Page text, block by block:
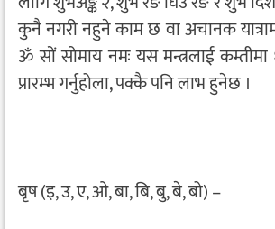
कुनै नगरी नहुने काम छ वा अचानक
ॐ सों सोमाय नमः यस मन्त्रलाई
प्रारम्भ गर्नुहोला, पक्कै पनि लाभ हुनेछ ।
बृष (इ, उ, ए, ओ, बा, बि, बु, बे, बो) –